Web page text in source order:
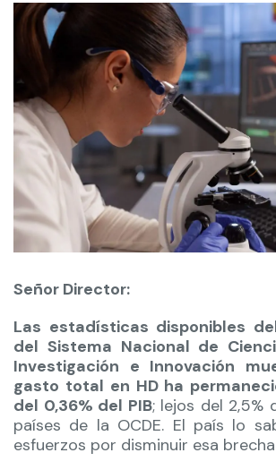
Señor Director:
Las estadísticas disponibles
del Sistema Nacional de
Investigación e Innovación
gasto total en HD ha
del 0,36% del PIB; lejos del 2,5%
países de la OCDE. El país lo
esfuerzos por disminuir esa